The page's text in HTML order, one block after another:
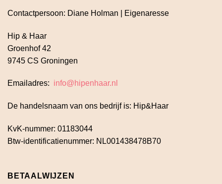
Contactpersoon: Diane Holman | Eigenaresse
Hip & Haar
Groenhof 42
9745 CS Groningen
Emailadres: info@hipenhaar.nl
De handelsnaam van ons bedrijf is: Hip&Haar
KvK-nummer: 01183044
Btw-identificatienummer: NL001438478B70
BETAALWIJZEN